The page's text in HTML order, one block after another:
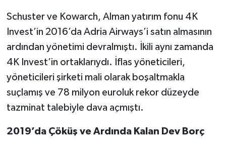
Schuster ve Kowarch, Alman yatırım fonu 4K
Invest’in 2016’da Adria Airways’i satın almasının
ardından yönetimi devralmıştı. İkili aynı zamanda
4K Invest’in ortaklarıydı. İflas yöneticileri,
yöneticileri şirketi mali olarak boşaltmakla
suçlamış ve 78 milyon euroluk rekor düzeyde
tazminat talebiyle dava açmıştı.
2019’da Çöküş ve Ardında Kalan Dev Borç